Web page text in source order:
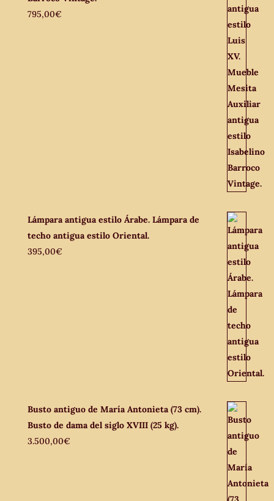
795,00€
Lámpara antigua estilo Árabe. Lámpara de
techo antigua estilo Oriental.
395,00€
Busto antiguo de María Antonieta (73 cm).
Busto de dama del siglo XVIII (25 kg).
3.500,00€